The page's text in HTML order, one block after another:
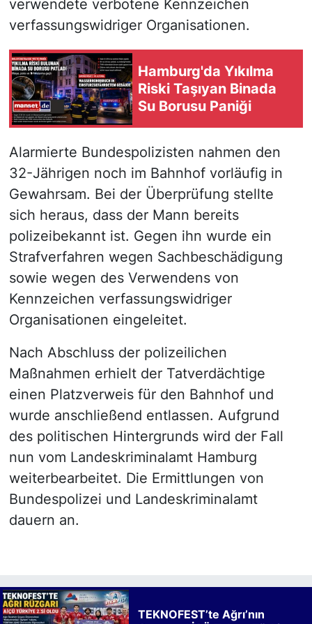
verwendete verbotene Kennzeichen
verfassungswidriger Organisationen.
Hamburg'da Yıkılma
Riski Taşıyan Binada
Su Borusu Paniği
Alarmierte Bundespolizisten nahmen den
32-Jährigen noch im Bahnhof vorläufig in
Gewahrsam. Bei der Überprüfung stellte
sich heraus, dass der Mann bereits
polizeibekannt ist. Gegen ihn wurde ein
Strafverfahren wegen Sachbeschädigung
sowie wegen des Verwendens von
Kennzeichen verfassungswidriger
Organisationen eingeleitet.
Nach Abschluss der polizeilichen
Maßnahmen erhielt der Tatverdächtige
einen Platzverweis für den Bahnhof und
wurde anschließend entlassen. Aufgrund
des politischen Hintergrunds wird der Fall
nun vom Landeskriminalamt Hamburg
weiterbearbeitet. Die Ermittlungen von
Bundespolizei und Landeskriminalamt
dauern an.
TEKNOFEST’te Ağrı’nın